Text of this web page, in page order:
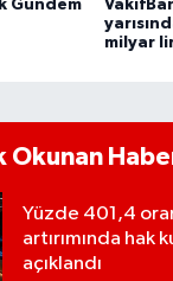
Gündem
milyar
Okunan
Yüzde 401,4
artırımında hak
açıklandı